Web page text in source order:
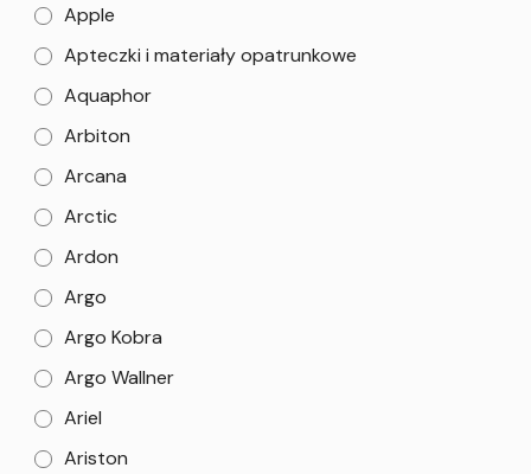
Apple
Apteczki i materiały opatrunkowe
Aquaphor
Arbiton
Arcana
Arctic
Ardon
Argo
Argo Kobra
Argo Wallner
Ariel
Ariston